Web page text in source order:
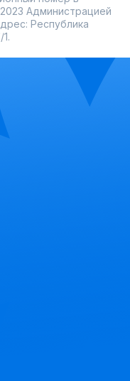
Администрацией
Республика